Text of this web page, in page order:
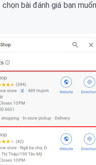
bài đánh giá bạn